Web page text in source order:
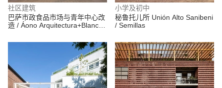
社区建筑
巴萨市政食品市场与青年中心改
造 / Áono Arquitectura+Blanca
小学及初中
秘鲁托儿所 Unión Alto Sanibeni
/ Semillas